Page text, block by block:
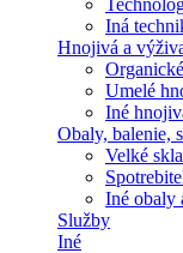
Iná
Hnojivá a
Umelé
Iné
Obaly, balenie,
Velké
Iné obaly
Služby
Iné